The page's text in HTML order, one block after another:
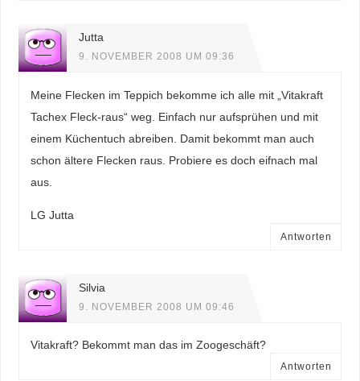
Jutta
9. NOVEMBER 2008 UM 09:36
Meine Flecken im Teppich bekomme ich alle mit „Vitakraft
Tachex Fleck-raus“ weg. Einfach nur aufsprühen und mit
einem Küchentuch abreiben. Damit bekommt man auch
schon ältere Flecken raus. Probiere es doch eifnach mal
aus.
LG Jutta
Antworten
Silvia
9. NOVEMBER 2008 UM 09:46
Vitakraft? Bekommt man das im Zoogeschäft?
Antworten